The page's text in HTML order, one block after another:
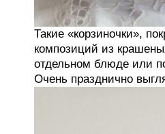
Такие «корзиночки»,
композиций из
отдельном блюде или
Очень празднично